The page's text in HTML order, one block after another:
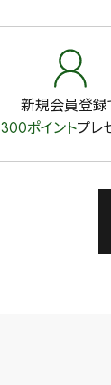
新規会員登録
300ポイントプレ